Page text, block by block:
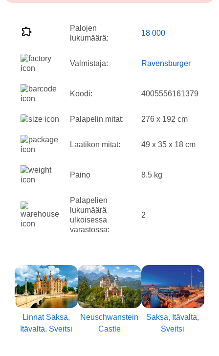
Palojen
lukumäärä:
18 000
Valmistaja: Ravensburger
Koodi: 4005556161379
Palapelin mitat: 276 x 192 cm
Laatikon mitat: 49 x 35 x 18 cm
Paino 8.5 kg
Palapelien
lukumäärä
ulkoisessa
varastossa:
2
Linnat Saksa,
Itävalta, Sveitsi
Neuschwanstein
Castle
Saksa, Itävalta,
Sveitsi